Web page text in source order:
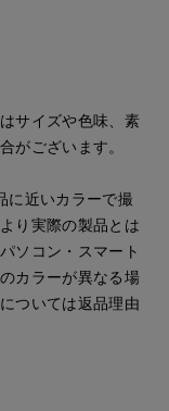
サイズや色味、素
がございます。
に近いカラーで撮
り実際の製品とは
ソコン・スマート
カラーが異なる場
ついては返品理由